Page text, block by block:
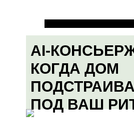
AI-
КОГДА ДОМ
ПОД ВАШ